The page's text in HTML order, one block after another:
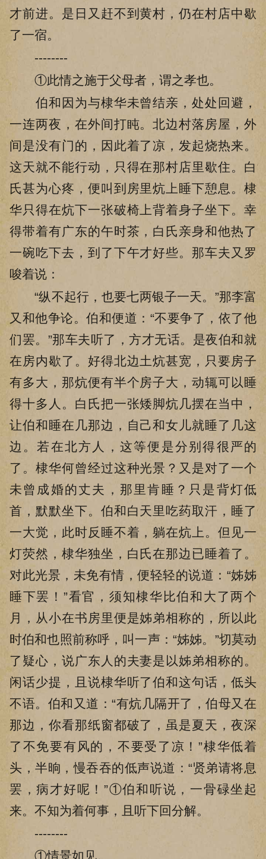
才前进。是日又赶不到黄村，仍在村店中歇
了一宿。
--------
①此情之施于父母者，谓之孝也。
伯和因为与棣华未曾结亲，处处回避，
一连两夜，在外间打盹。北边村落房屋，外
间是没有门的，因此着了凉，发起烧热来。
这天就不能行动，只得在那村店里歇住。白
氏甚为心疼，便叫到房里炕上睡下憩息。棣
华只得在炕下一张破椅上背着身子坐下。幸
得带着有广东的午时茶，白氏亲身和他热了
一碗吃下去，到了下午才好些。那车夫又罗
唆着说：
“纵不起行，也要七两银子一天。”那李富
又和他争论。伯和便道：“不要争了，依了他
们罢。”那车夫听了，方才无话。是夜伯和就
在房内歇了。好得北边土炕甚宽，只要房子
有多大，那炕便有半个房子大，动辄可以睡
得十多人。白氏把一张矮脚炕几摆在当中，
让伯和睡在几那边，自己和女儿就睡了几这
边。若在北方人，这等便是分别得很严的
了。棣华何曾经过这种光景？又是对了一个
未曾成婚的丈夫，那里肯睡？只是背灯低
首，默默坐下。伯和白天里吃药取汗，睡了
一大觉，此时反睡不着，躺在炕上。但见一
灯荧然，棣华独坐，白氏在那边已睡着了。
对此光景，未免有情，便轻轻的说道：“姊姊
睡下罢！”看官，须知棣华比伯和大了两个
月，从小在书房里便是姊弟相称的，所以此
时伯和也照前称呼，叫一声：“姊姊。”切莫动
了疑心，说广东人的夫妻是以姊弟相称的。
闲话少提，且说棣华听了伯和这句话，低头
不语。伯和又道：“有炕几隔开了，伯母又在
那边，你看那纸窗都破了，虽是夏天，夜深
了不免要有风的，不要受了凉！”棣华低着
头，半晌，慢吞吞的低声说道：“贤弟请将息
罢，病才好呢！”①伯和听说，一骨碌坐起
来。不知为着何事，且听下回分解。
--------
①情景如见。